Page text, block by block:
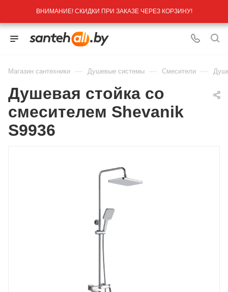
ВНИМАНИЕ! СКИДКИ ПРИ ЗАКАЗЕ ЧЕРЕЗ КОРЗИНУ!
Магазин сантехники — Душевые системы — Смесители —
Душевая стойка со
смесителем Shevanik
S9936